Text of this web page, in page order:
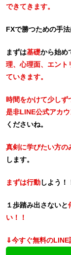
できてきます。
FXで勝つための手法
まずは基礎から始め
理、心理面、エント
ていきます。
時間をかけて少しず
是非LINE公式アカ
くださいね。
真剣に学びたい方の
します。
まずは行動しよう！
１歩踏み出さないと
い！！
⇓今すぐ無料の